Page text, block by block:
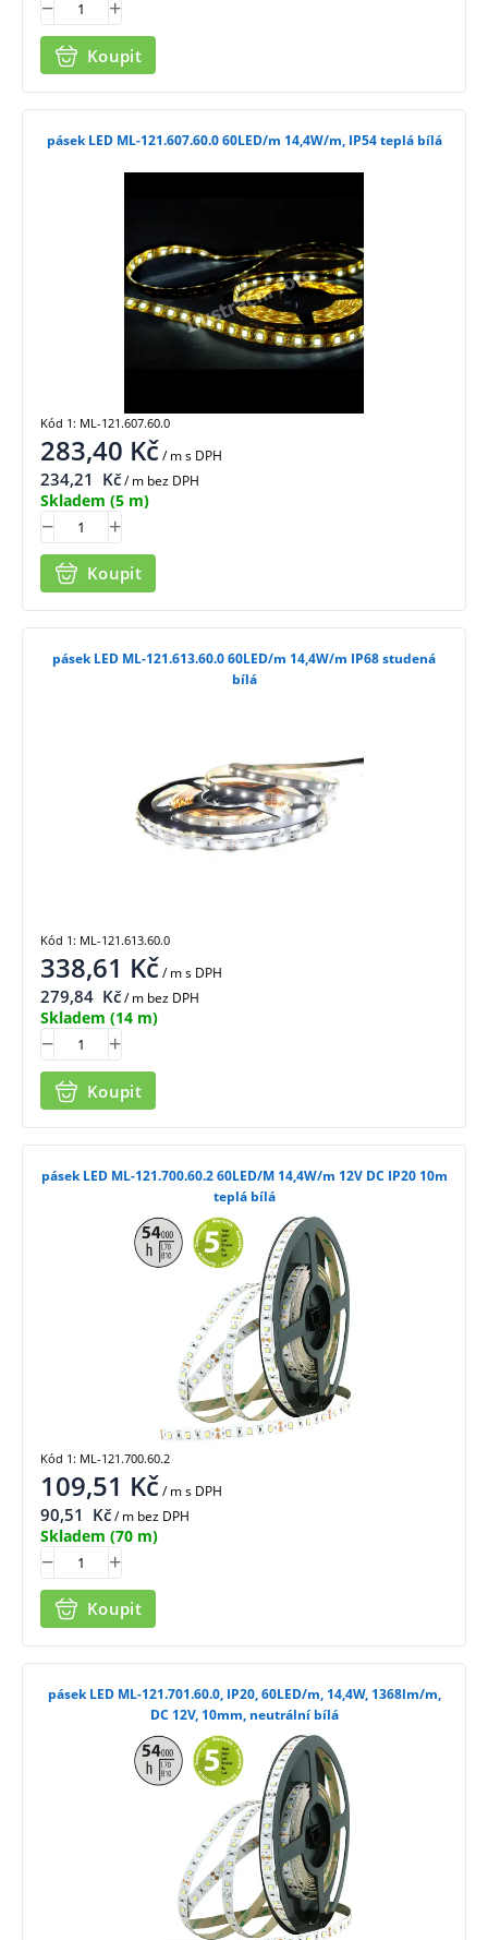
Koupit
pásek LED ML-121.607.60.0 60LED/m 14,4W/m, IP54 teplá bílá
283,40 Kč/ ms DPH
234,21 Kč/ m bez DPH
Skladem (5 m)
Koupit
Kód 1: ML-121.607.60.0
pásek LED ML-121.613.60.0 60LED/m 14,4W/m IP68 studená
bílá
338,61 Kč/ ms DPH
279,84 Kč/ m bez DPH
Skladem (14 m)
Koupit
Kód 1: ML-121.613.60.0
pásek LED ML-121.700.60.2 60LED/M 14,4W/m 12V DC IP20 10m
teplá bílá
109,51 Kč/ ms DPH
90,51 Kč/ m bez DPH
Skladem (70 m)
Koupit
Kód 1: ML-121.700.60.2
pásek LED ML-121.701.60.0, IP20, 60LED/m, 14,4W, 1368lm/m,
DC 12V, 10mm, neutrální bílá